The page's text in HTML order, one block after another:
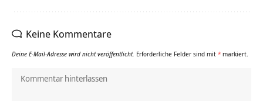
Keine Kommentare
Deine E-Mail-Adresse wird nicht veröffentlicht. Erforderliche Felder sind mit * markiert.